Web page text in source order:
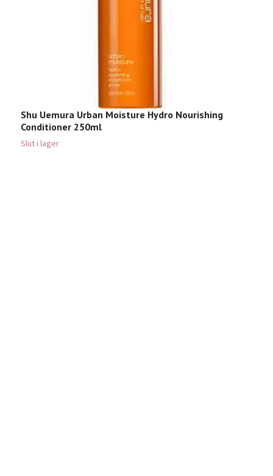
Shu Uemura Urban Moisture Hydro Nourishing
Conditioner 250ml
Slut i lager